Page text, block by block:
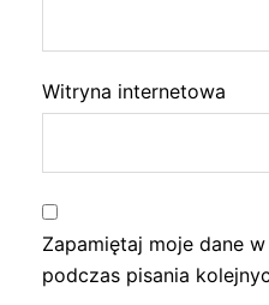
Witryna internetowa
Zapamiętaj moje dane
podczas pisania